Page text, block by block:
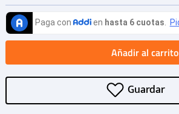
Añadir al carrito